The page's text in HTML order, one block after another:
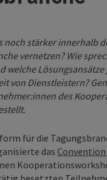
noch stärker innerhalb
vernetzen? Wie
welche Lösungsansätze
von Dienstleistern?
des
für die
das Convention